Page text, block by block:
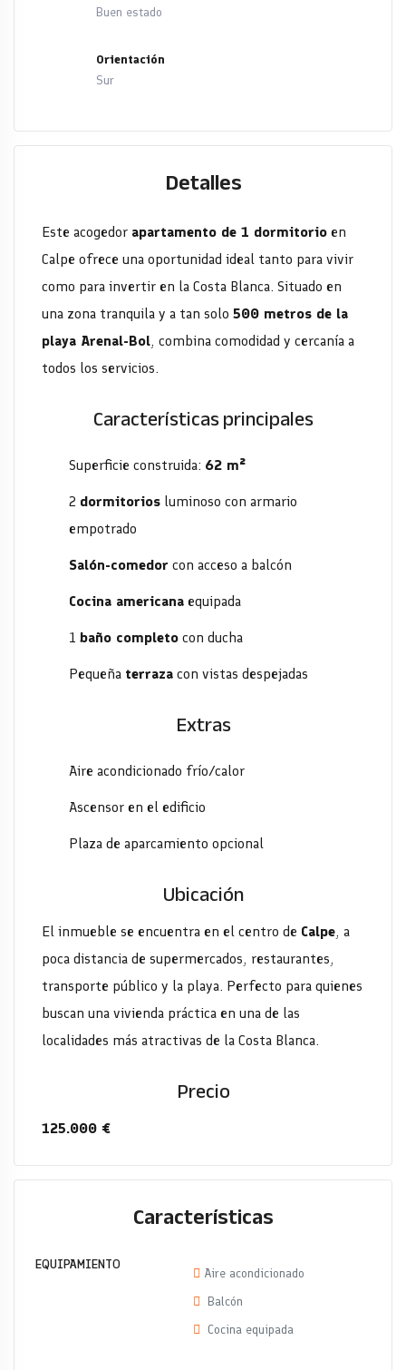
Buen estado
Orientación
Sur
Detalles
Este acogedor apartamento de 1 dormitorio en
Calpe ofrece una oportunidad ideal tanto para vivir
como para invertir en la Costa Blanca. Situado en
una zona tranquila y a tan solo 500 metros de la
playa Arenal-Bol, combina comodidad y cercanía a
todos los servicios.
Características principales
Superficie construida: 62 m²
2 dormitorios luminoso con armario
empotrado
Salón-comedor con acceso a balcón
Cocina americana equipada
1 baño completo con ducha
Pequeña terraza con vistas despejadas
Extras
Aire acondicionado frío/calor
Ascensor en el edificio
Plaza de aparcamiento opcional
Ubicación
El inmueble se encuentra en el centro de Calpe, a
poca distancia de supermercados, restaurantes,
transporte público y la playa. Perfecto para quienes
buscan una vivienda práctica en una de las
localidades más atractivas de la Costa Blanca.
Precio
125.000 €
Características
EQUIPAMIENTO
Aire acondicionado
Balcón
Cocina equipada